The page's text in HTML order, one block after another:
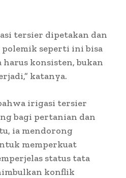
tersier dipetakan dan
seperti ini bisa
konsisten, bukan
katanya.
irigasi tersier
bagi pertanian dan
ia mendorong
memperkuat
status tata
konflik